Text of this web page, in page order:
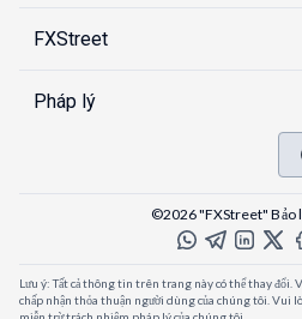
FXStreet
Pháp lý
©2026 "FXStreet" Bảo
Lưu ý: Tất cả thông tin trên trang này có thể thay đổi.
chấp nhận thỏa thuận người dùng của chúng tôi. Vui